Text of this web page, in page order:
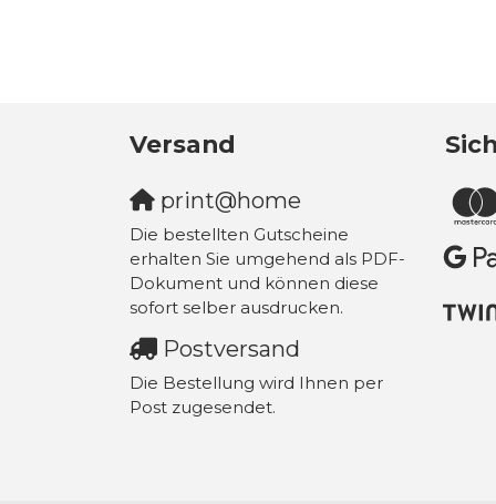
Versand
print@home
Die bestellten Gutscheine
erhalten Sie umgehend als PDF-
Dokument und können diese
sofort selber ausdrucken.
Postversand
Die Bestellung wird Ihnen per
Post zugesendet.